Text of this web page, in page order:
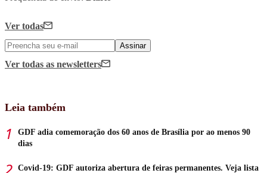
Ver todas
Assinar
Ver todas as newsletters
Leia também
GDF adia comemoração dos 60 anos de Brasília por ao menos 90
dias
Covid-19: GDF autoriza abertura de feiras permanentes. Veja lista